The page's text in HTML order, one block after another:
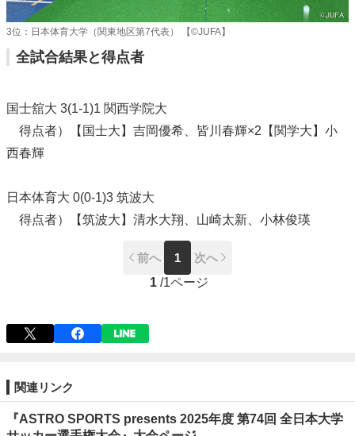
3位：日本体育大学（関東地区第7代表） 【©JUFA】
全試合結果と得点者
国士舘大 3(1-1)1 関西学院大
得点者）【国士大】吉岡優希、皆川春輝×2【関学大】小
西春輝
日本体育大 0(0-1)3 筑波大
得点者）【筑波大】清水大翔、山崎太新、小林俊瑛
前へ 1
次へ
1 /1ページ
関連リンク
『ASTRO SPORTS presents 2025年度 第74回 全日本大学